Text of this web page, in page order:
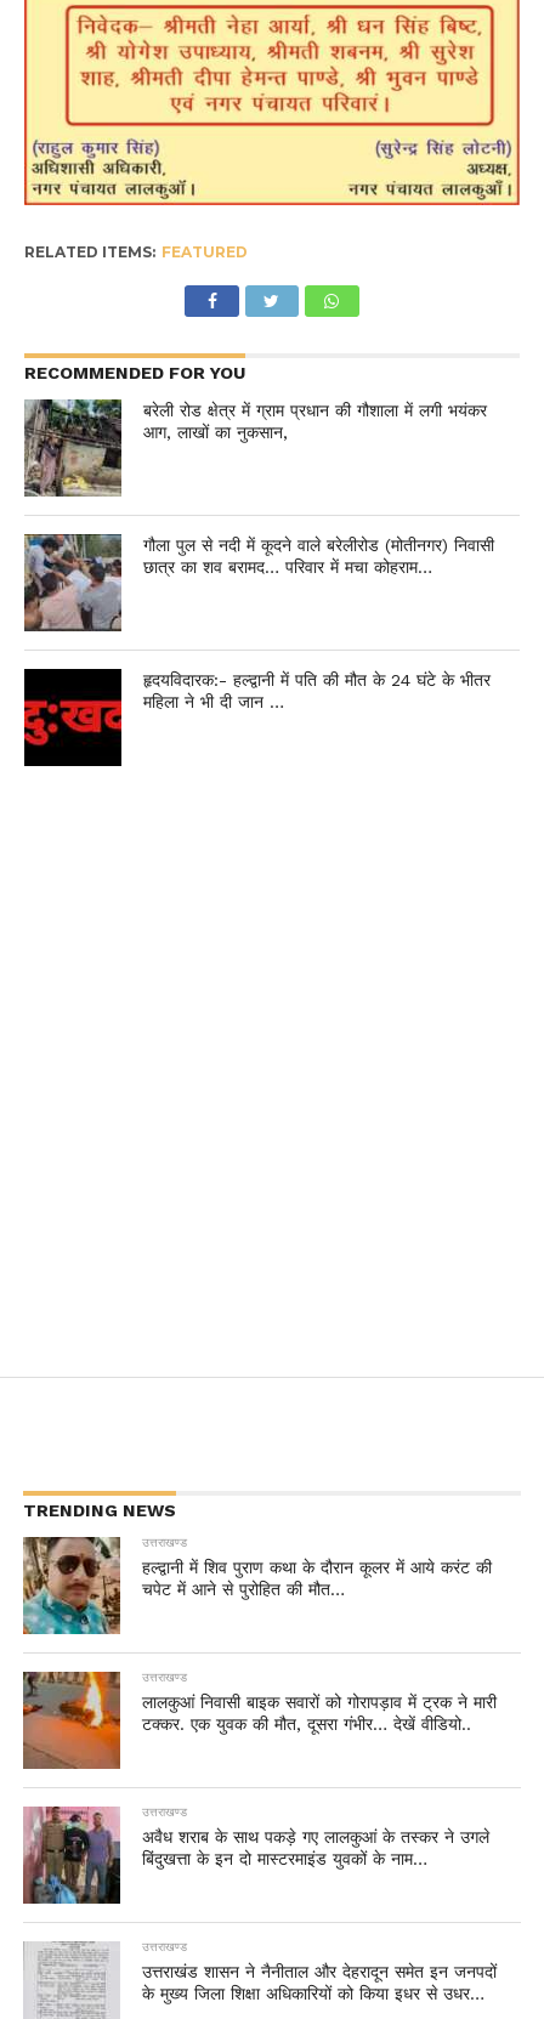
RELATED ITEMS: FEATURED
RECOMMENDED FOR YOU
बरेली रोड क्षेत्र में ग्राम प्रधान की गौशाला में लगी भयंकर
आग, लाखों का नुकसान,
गौला पुल से नदी में कूदने वाले बरेलीरोड (मोतीनगर) निवासी
छात्र का शव बरामद… परिवार में मचा कोहराम…
हृदयविदारक:- हल्द्वानी में पति की मौत के 24 घंटे के भीतर
महिला ने भी दी जान …
TRENDING NEWS
उत्तराखण्ड
हल्द्वानी में शिव पुराण कथा के दौरान कूलर में आये करंट की
चपेट में आने से पुरोहित की मौत…
उत्तराखण्ड
लालकुआं निवासी बाइक सवारों को गोरापड़ाव में ट्रक ने मारी
टक्कर. एक युवक की मौत, दूसरा गंभीर… देखें वीडियो..
उत्तराखण्ड
अवैध शराब के साथ पकड़े गए लालकुआं के तस्कर ने उगले
बिंदुखत्ता के इन दो मास्टरमाइंड युवकों के नाम…
उत्तराखण्ड
उत्तराखंड शासन ने नैनीताल और देहरादून समेत इन जनपदों
के मुख्य जिला शिक्षा अधिकारियों को किया इधर से उधर…